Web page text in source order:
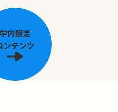
学内限定
ンテンツ